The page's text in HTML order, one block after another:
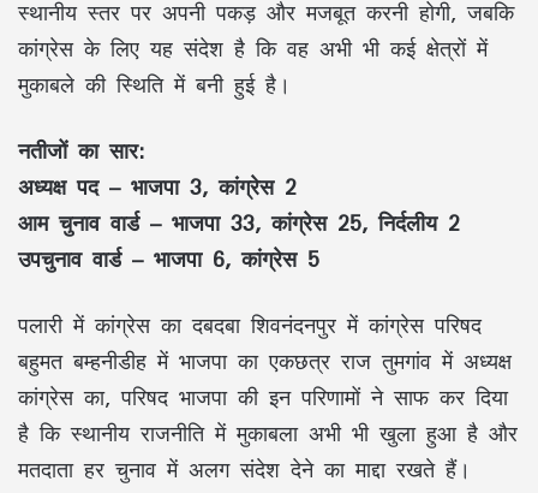
स्थानीय स्तर पर अपनी पकड़ और मजबूत करनी होगी, जबकि
कांग्रेस के लिए यह संदेश है कि वह अभी भी कई क्षेत्रों में
मुकाबले की स्थिति में बनी हुई है।
नतीजों का सार:
अध्यक्ष पद – भाजपा 3, कांग्रेस 2
आम चुनाव वार्ड – भाजपा 33, कांग्रेस 25, निर्दलीय 2
उपचुनाव वार्ड – भाजपा 6, कांग्रेस 5
पलारी में कांग्रेस का दबदबा शिवनंदनपुर में कांग्रेस परिषद
बहुमत बम्हनीडीह में भाजपा का एकछत्र राज तुमगांव में अध्यक्ष
कांग्रेस का, परिषद भाजपा की इन परिणामों ने साफ कर दिया
है कि स्थानीय राजनीति में मुकाबला अभी भी खुला हुआ है और
मतदाता हर चुनाव में अलग संदेश देने का माद्दा रखते हैं।